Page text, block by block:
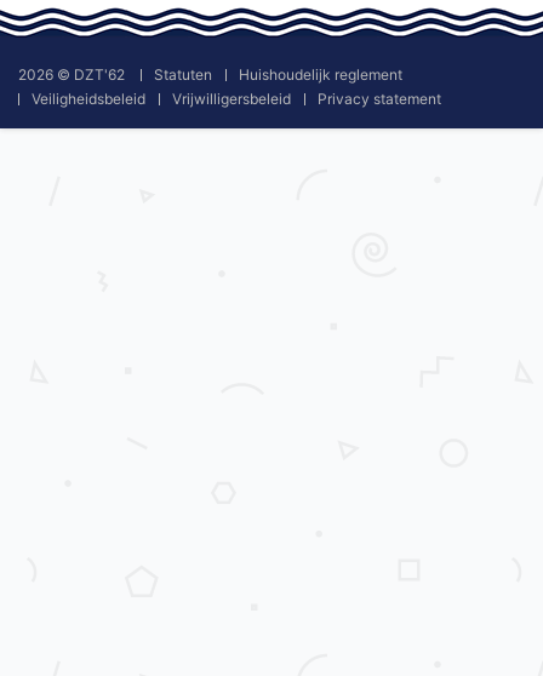
2026 © DZT'62 Statuten
Huishoudelijk reglement
Veiligheidsbeleid
Vrijwilligersbeleid Privacy statement